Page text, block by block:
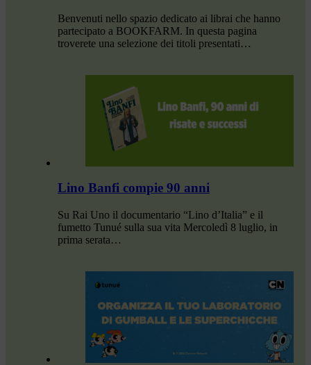
Benvenuti nello spazio dedicato ai librai che hanno
partecipato a BOOKFARM. In questa pagina
troverete una selezione dei titoli presentati…
Lino Banfi compie 90 anni
Su Rai Uno il documentario “Lino d’Italia” e il
fumetto Tunué sulla sua vita Mercoledì 8 luglio, in
prima serata…